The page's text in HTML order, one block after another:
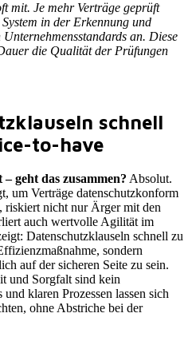
mit. Je mehr Verträge geprüft
in der Erkennung und
an. Diese
die Qualität der Prüfungen
schnell
to-have
geht das zusammen? Absolut.
um Verträge datenschutzkonform
riskiert nicht nur Ärger mit den
auch wertvolle Agilität im
Datenschutzklauseln schnell zu
sondern
auf der sicheren Seite zu sein.
und Sorgfalt sind kein
klaren Prozessen lassen sich
ohne Abstriche bei der